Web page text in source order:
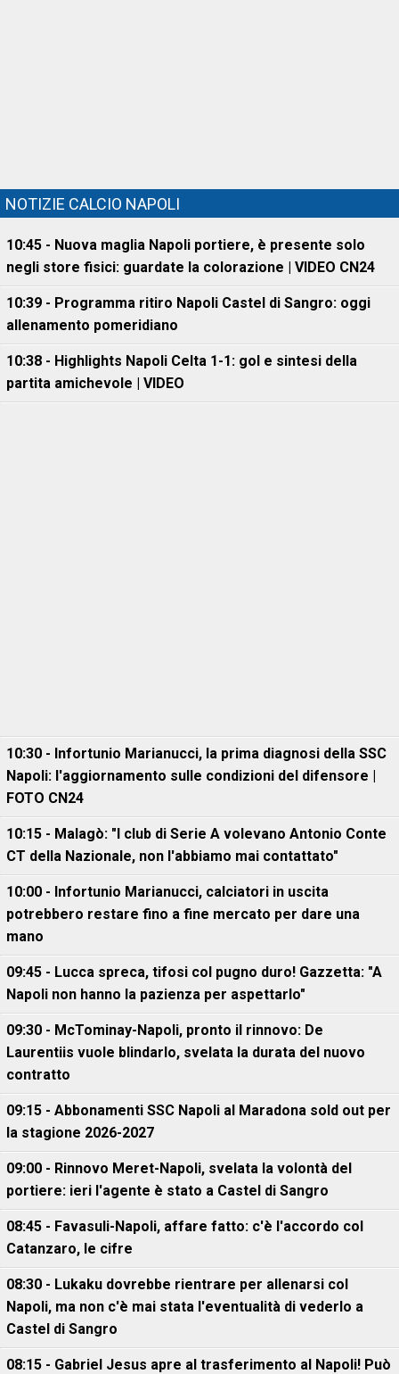
NOTIZIE CALCIO NAPOLI
10:45 - Nuova maglia Napoli portiere, è presente solo
negli store fisici: guardate la colorazione | VIDEO CN24
10:39 - Programma ritiro Napoli Castel di Sangro: oggi
allenamento pomeridiano
10:38 - Highlights Napoli Celta 1-1: gol e sintesi della
partita amichevole | VIDEO
10:30 - Infortunio Marianucci, la prima diagnosi della SSC
Napoli: l'aggiornamento sulle condizioni del difensore |
FOTO CN24
10:15 - Malagò: "I club di Serie A volevano Antonio Conte
CT della Nazionale, non l'abbiamo mai contattato"
10:00 - Infortunio Marianucci, calciatori in uscita
potrebbero restare fino a fine mercato per dare una
mano
09:45 - Lucca spreca, tifosi col pugno duro! Gazzetta: "A
Napoli non hanno la pazienza per aspettarlo"
09:30 - McTominay-Napoli, pronto il rinnovo: De
Laurentiis vuole blindarlo, svelata la durata del nuovo
contratto
09:15 - Abbonamenti SSC Napoli al Maradona sold out per
la stagione 2026-2027
09:00 - Rinnovo Meret-Napoli, svelata la volontà del
portiere: ieri l'agente è stato a Castel di Sangro
08:45 - Favasuli-Napoli, affare fatto: c'è l'accordo col
Catanzaro, le cifre
08:30 - Lukaku dovrebbe rientrare per allenarsi col
Napoli, ma non c'è mai stata l'eventualità di vederlo a
Castel di Sangro
08:15 - Gabriel Jesus apre al trasferimento al Napoli! Può